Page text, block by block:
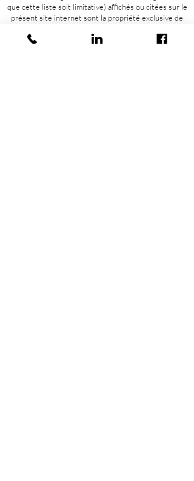
que cette liste soit limitative) affichés ou citées sur le
présent site internet sont la propriété exclusive de
la Propriété Intellectuelle, toute utilisation ou